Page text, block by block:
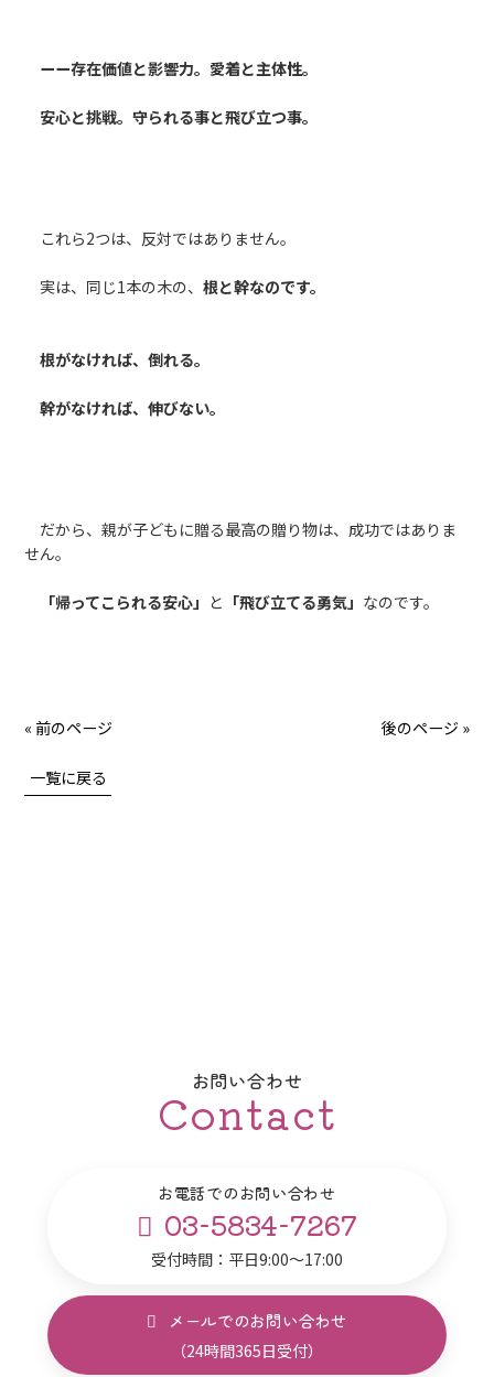
ーー存在価値と影響力。愛着と主体性。
安心と挑戦。守られる事と飛び立つ事。
これら2つは、反対ではありません。
実は、同じ1本の木の、根と幹なのです。
根がなければ、倒れる。
幹がなければ、伸びない。
だから、親が子どもに贈る最高の贈り物は、成功ではありま
せん。
「帰ってこられる安心」 と 「飛び立てる勇気」 なのです。
« 前のページ 後のページ »
一覧に戻る
お問い合わせ
Contact
お電話でのお問い合わせ
03-5834-7267
受付時間：平日9:00～17:00
メールでのお問い合わせ
（24時間365日受付）